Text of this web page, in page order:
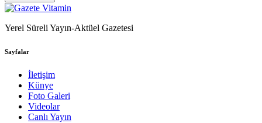
Yerel Süreli Yayın-Aktüel Gazetesi
Sayfalar
İletişim
Künye
Foto Galeri
Videolar
Canlı Yayın